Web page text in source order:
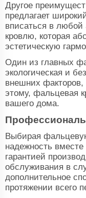
Другое
предлагает
вписаться в
кровлю, которая
эстетическую
Один из главных
экологическая и
внешних факторов,
этому, фальцевая
вашего дома.
Выбирая
надежность
гарантией
обслуживания в
дополнительное
протяжении всего